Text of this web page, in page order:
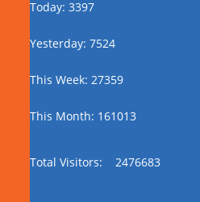
Today: 3397
Yesterday: 7524
This Week: 27359
This Month: 161013
Total Visitors: 2476683